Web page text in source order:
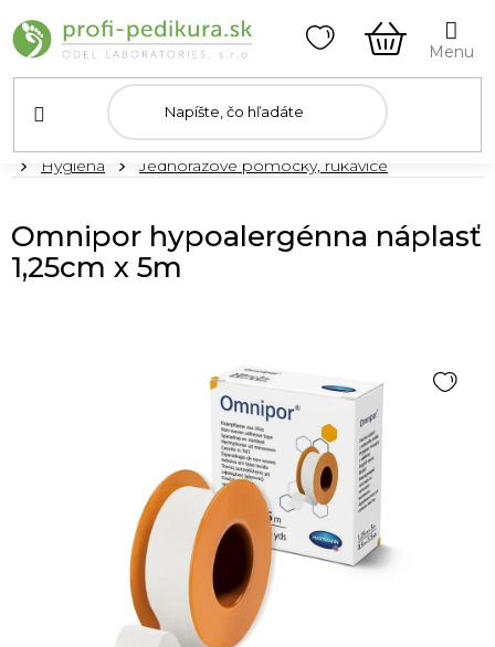
na
obsah
KOŠÍK
DomovHygiena Jednorázové pomôcky, rukavice
Omnipor hypoalergénna náplasť
1,25cm x 5m